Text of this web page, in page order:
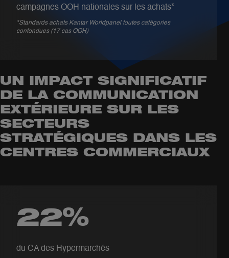
campagnes OOH nationales sur les achats*
*Standards achats Kantar Worldpanel toutes catégories
confondues (17 cas OOH)
UN IMPACT SIGNIFICATIF
DE LA COMMUNICATION
EXTÉRIEURE SUR LES
SECTEURS
STRATÉGIQUES DANS LES
CENTRES COMMERCIAUX
22%
du CA des Hypermarchés